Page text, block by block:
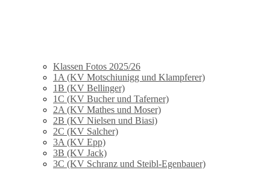
Klassen Fotos 2025/26
1A (KV Motschiunigg und Klampferer)
1B (KV Bellinger)
1C (KV Bucher und Taferner)
2A (KV Mathes und Moser)
2B (KV Nielsen und Biasi)
2C (KV Salcher)
3A (KV Epp)
3B (KV Jack)
3C (KV Schranz und Steibl-Egenbauer)